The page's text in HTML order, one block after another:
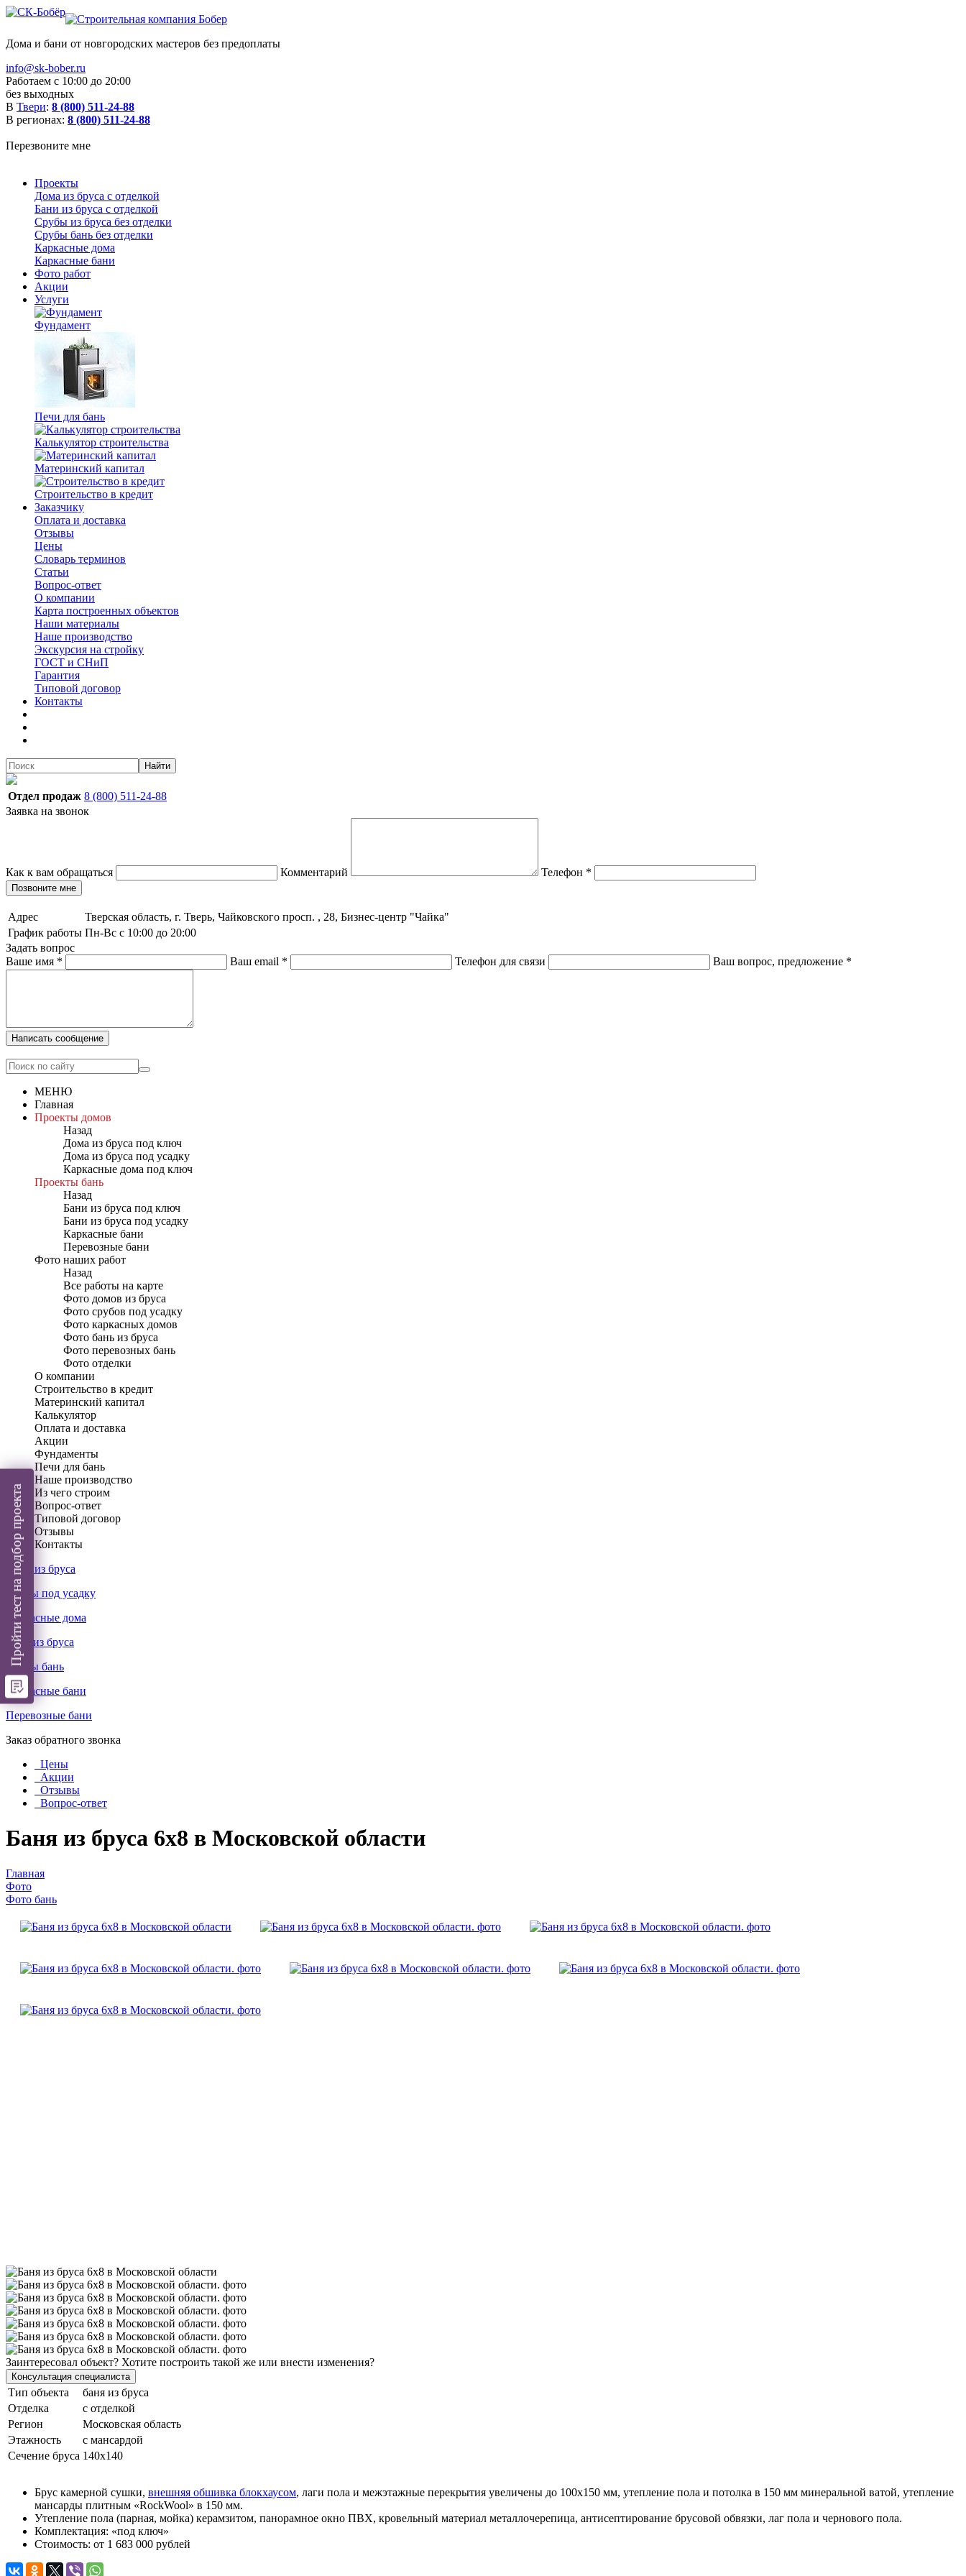
Дома и бани от новгородских мастеров без предоплаты
info@sk-bober.ru
Работаем с 10:00 до 20:00
без выходных
В Твери: 8 (800) 511-24-88
В регионах: 8 (800) 511-24-88
Перезвоните мне
Проекты
Дома из бруса с отделкой
Бани из бруса с отделкой
Срубы из бруса без отделки
Срубы бань без отделки
Каркасные дома
Каркасные бани
Фото работ
Акции
Услуги
Фундамент
Печи для бань
Калькулятор строительства
Материнский капитал
Строительство в кредит
Заказчику
Оплата и доставка
Отзывы
Цены
Словарь терминов
Статьи
Вопрос-ответ
О компании
Карта построенных объектов
Наши материалы
Наше производство
Экскурсия на стройку
ГОСТ и СНиП
Гарантия
Типовой договор
Контакты
Найти
Отдел продаж 8 (800) 511-24-88
Заявка на звонок
Как к вам обращаться Комментарий Телефон *
Позвоните мне
Адрес
Тверская область, г. Тверь, Чайковского просп. , 28, Бизнес-центр "Чайка"
График работы Пн-Вс с 10:00 до 20:00
Задать вопрос
Ваше имя * Ваш email * Телефон для связи Ваш вопрос, предложение *
Написать сообщение
МЕНЮ
Главная
Проекты домов
Назад
Дома из бруса под ключ
Дома из бруса под усадку
Каркасные дома под ключ
Проекты бань
Назад
Бани из бруса под ключ
Бани из бруса под усадку
Каркасные бани
Перевозные бани
Фото наших работ
Назад
Все работы на карте
Фото домов из бруса
Фото срубов под усадку
Фото каркасных домов
Фото бань из бруса
Фото перевозных бань
Фото отделки
О компании
Строительство в кредит
Материнский капитал
Калькулятор
Оплата и доставка
Акции
Фундаменты
Печи для бань
Наше производство
Из чего строим
Вопрос-ответ
Типовой договор
Отзывы
Контакты
Дома из бруса
Срубы под усадку
Каркасные дома
Бани из бруса
Срубы бань
Каркасные бани
Перевозные бани
Заказ обратного звонка
Цены
Акции
Отзывы
Вопрос-ответ
Баня из бруса 6х8 в Московской области
Главная
Фото
Фото бань
Заинтересовал объект? Хотите построить такой же или внести изменения?
Консультация специалиста
Тип объекта
баня из бруса
Отделка
с отделкой
Регион
Московская область
Этажность
с мансардой
Сечение бруса 140х140
Брус камерной сушки, внешняя обшивка блокхаусом, лаги пола и межэтажные перекрытия увеличены до 100х150 мм, утепление пола и потолка в 150 мм минеральной ватой, утепление
мансарды плитным «RockWool» в 150 мм.
Утепление пола (парная, мойка) керамзитом, панорамное окно ПВХ, кровельный материал металлочерепица, антисептирование брусовой обвязки, лаг пола и чернового пола.
Комплектация: «под ключ»
Стоимость: от 1 683 000 рублей
Пройти тест на подбор проекта